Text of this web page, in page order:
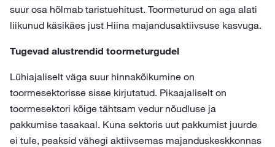
suur osa hõlmab taristuehitust. Toormeturud on aga alati
liikunud käsikäes just Hiina majandusaktiivsuse kasvuga.
Tugevad alustrendid toormeturgudel
Lühiajaliselt väga suur hinnakõikumine on
toormesektorisse sisse kirjutatud. Pikaajaliselt on
toormesektori kõige tähtsam vedur nõudluse ja
pakkumise tasakaal. Kuna sektoris uut pakkumist juurde
ei tule, peaksid vähegi aktiivsemas majanduskeskkonnas